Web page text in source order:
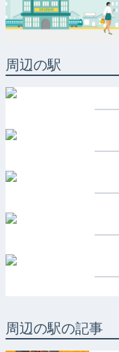
周辺の駅
周辺の駅の記事